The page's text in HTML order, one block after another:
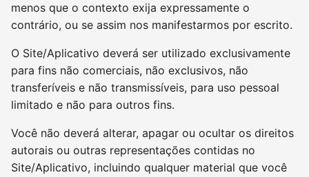
menos que o contexto exija expressamente o
contrário, ou se assim nos manifestarmos por escrito.
O Site/Aplicativo deverá ser utilizado exclusivamente
para fins não comerciais, não exclusivos, não
transferíveis e não transmissíveis, para uso pessoal
limitado e não para outros fins.
Você não deverá alterar, apagar ou ocultar os direitos
autorais ou outras representações contidas no
Site/Aplicativo, incluindo qualquer material que você